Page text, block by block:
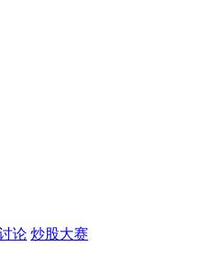
论 炒股大赛